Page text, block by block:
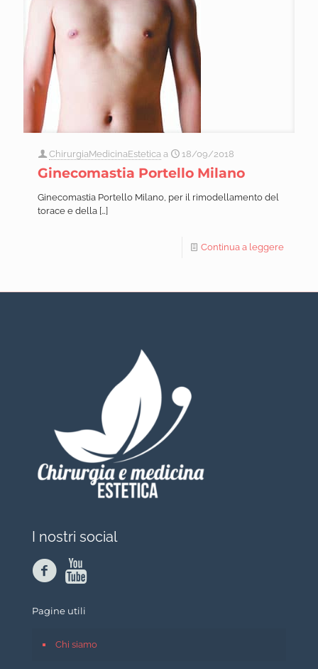
ChirurgiaMedicinaEstetica a 18/09/2018
Ginecomastia Portello Milano
Ginecomastia Portello Milano, per il rimodellamento del
torace e della […]
Continua a leggere
I nostri social
Pagine utili
Chi siamo